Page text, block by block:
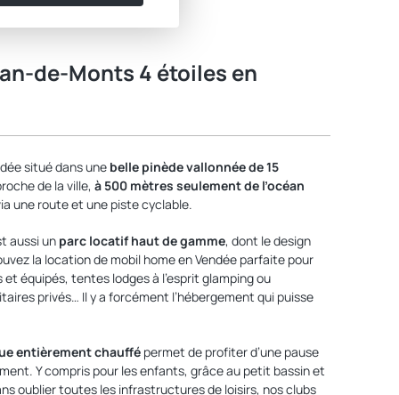
de-Monts 4 étoiles en
situé dans une belle pinède vallonnée de 15
de la ville, à 500 mètres seulement de l’océan
une route et une piste cyclable.
aussi un parc locatif haut de gamme, dont le design
la location de mobil home en Vendée parfaite pour
équipés, tentes lodges à l’esprit glamping ou
privés… Il y a forcément l’hébergement qui puisse
entièrement chauffé permet de profiter d’une pause
Y compris pour les enfants, grâce au petit bassin et
oublier toutes les infrastructures de loisirs, nos clubs